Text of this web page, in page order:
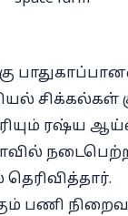
சிக்கல்கள்
ரஷ்ய
பணி